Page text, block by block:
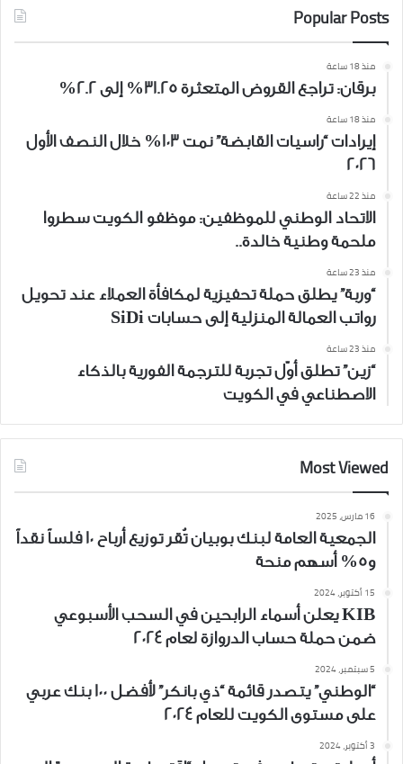
Popular Posts
منذ 18 ساعة
برقان: تراجع القروض المتعثرة 31.25% إلى 2.2%
منذ 18 ساعة
إيرادات “راسيات القابضة” نمت 103% خلال النصف الأول
2026
منذ 22 ساعة
الاتحاد الوطني للموظفين: موظفو الكويت سطروا
ملحمة وطنية خالدة..
منذ 23 ساعة
“وربة” يطلق حملة تحفيزية لمكافأة العملاء عند تحويل
رواتب العمالة المنزلية إلى حسابات SiDi
منذ 23 ساعة
“زين” تطلق أوّل تجربة للترجمة الفورية بالذكاء
الاصطناعي في الكويت
Most Viewed
16 مارس، 2025
الجمعية العامة لبنك بوبيان تُقر توزيع أرباح 10 فلساً نقداً
و5% أسهم منحة
15 أكتوبر، 2024
KIB يعلن أسماء الرابحين في السحب الأسبوعي
ضمن حملة حساب الدروازة لعام 2024
5 سبتمبر، 2024
“الوطني” يتصدر قائمة “ذي بانكر” لأفضل 100 بنك عربي
على مستوى الكويت للعام 2024
3 أكتوبر، 2024